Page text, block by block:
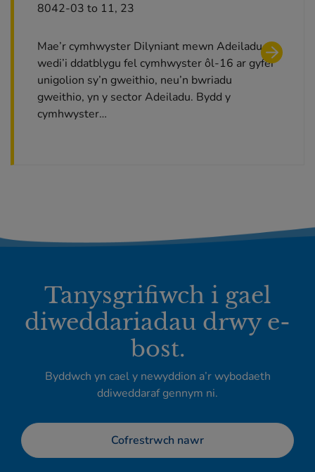
8042-03 to 11, 23
Mae’r cymhwyster Dilyniant mewn Adeiladu
wedi’i ddatblygu fel cymhwyster ôl-16 ar gyfer
unigolion sy’n gweithio, neu’n bwriadu
gweithio, yn y sector Adeiladu. Bydd y
cymhwyster…
Tanysgrifiwch i gael
diweddariadau drwy e-
bost.
Byddwch yn cael y newyddion a’r wybodaeth
ddiweddaraf gennym ni.
Cofrestrwch nawr